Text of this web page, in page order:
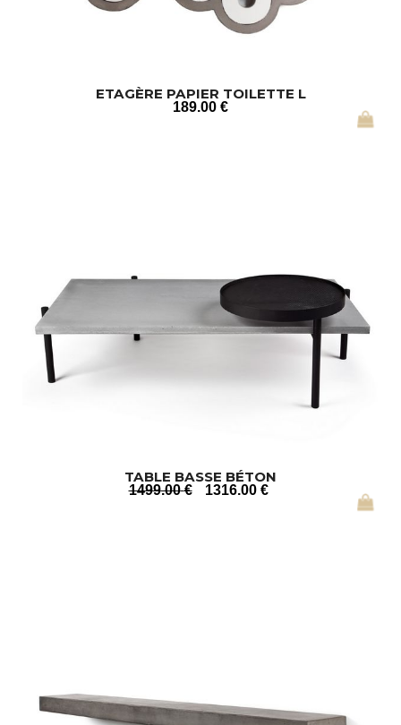
ETAGÈRE PAPIER TOILETTE L
189.00 €
TABLE BASSE BÉTON
1499.00 € 1316.00 €